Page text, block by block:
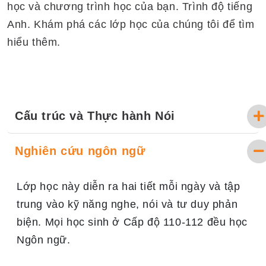
học và chương trình học của bạn. Trình độ tiếng
Anh. Khám phá các lớp học của chúng tôi để tìm
hiểu thêm.
Cấu trúc và Thực hành Nói
Nghiên cứu ngôn ngữ
Lớp học này diễn ra hai tiết mỗi ngày và tập
trung vào kỹ năng nghe, nói và tư duy phản
biện. Mọi học sinh ở Cấp độ 110-112 đều học
Ngôn ngữ.